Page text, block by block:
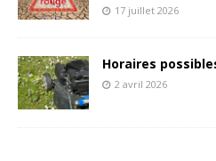
17 juillet 2026
Horaires
2 avril 2026